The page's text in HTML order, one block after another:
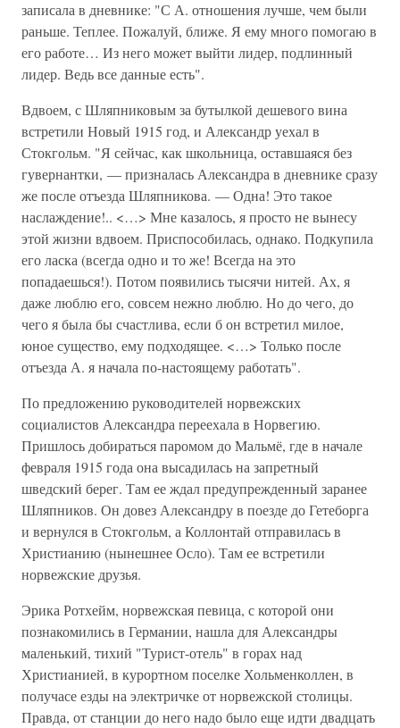
записала в дневнике: "С А. отношения лучше, чем были
раньше. Теплее. Пожалуй, ближе. Я ему много помогаю в
его работе… Из него может выйти лидер, подлинный
лидер. Ведь все данные есть".
Вдвоем, с Шляпниковым за бутылкой дешевого вина
встретили Новый 1915 год, и Александр уехал в
Стокгольм. "Я сейчас, как школьница, оставшаяся без
гувернантки, — призналась Александра в дневнике сразу
же после отъезда Шляпникова. — Одна! Это такое
наслаждение!.. <…> Мне казалось, я просто не вынесу
этой жизни вдвоем. Приспособилась, однако. Подкупила
его ласка (всегда одно и то же! Всегда на это
попадаешься!). Потом появились тысячи нитей. Ах, я
даже люблю его, совсем нежно люблю. Но до чего, до
чего я была бы счастлива, если б он встретил милое,
юное существо, ему подходящее. <…> Только после
отъезда А. я начала по-настоящему работать".
По предложению руководителей норвежских
социалистов Александра переехала в Норвегию.
Пришлось добираться паромом до Мальмё, где в начале
февраля 1915 года она высадилась на запретный
шведский берег. Там ее ждал предупрежденный заранее
Шляпников. Он довез Александру в поезде до Гетеборга
и вернулся в Стокгольм, а Коллонтай отправилась в
Христианию (нынешнее Осло). Там ее встретили
норвежские друзья.
Эрика Ротхейм, норвежская певица, с которой они
познакомились в Германии, нашла для Александры
маленький, тихий "Турист-отель" в горах над
Христианией, в курортном поселке Хольменколлен, в
получасе езды на электричке от норвежской столицы.
Правда, от станции до него надо было еще идти двадцать